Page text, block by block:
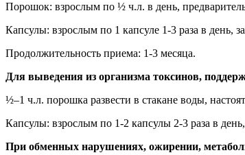
Порошок: взрослым по ½ ч.л. в день,
Капсулы: взрослым по 1 капсуле 1-3 раза в день,
Продолжительность приема: 1-3 месяца.
Для выведения из организма токсинов,
½–1 ч.л. порошка развести в стакане воды,
Капсулы: взрослым по 1-2 капсулы 2-3 раза в
При обменных нарушениях, ожирении,